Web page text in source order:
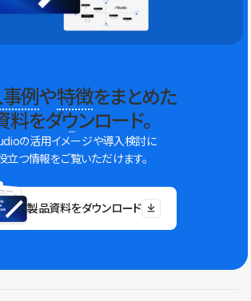
例や特徴をまとめた
料をダウンロード。
の活用イメージや導入検討に
立つ情報をご覧いただけます。
製品資料をダウンロード